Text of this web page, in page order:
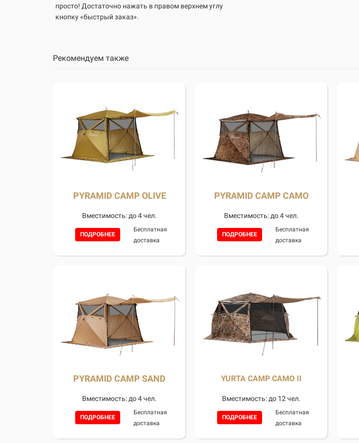
просто! Достаточно нажать в правом верхнем углу
кнопку «быстрый заказ».
Рекомендуем также
PYRAMID CAMP OLIVE
Вместимость: до 4 чел.
ПОДРОБНЕЕ
Бесплатная
доставка
PYRAMID CAMP CAMO
Вместимость: до 4 чел.
ПОДРОБНЕЕ
Бесплатная
доставка
PYRAMID CAMP SAND
Вместимость: до 4 чел.
ПОДРОБНЕЕ
Бесплатная
доставка
YURTA CAMP CAMO II
Вместимость: до 12 чел.
ПОДРОБНЕЕ
Бесплатная
доставка